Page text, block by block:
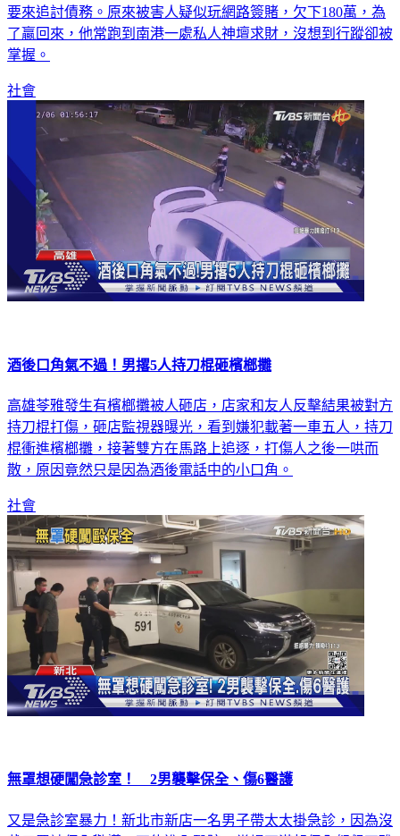
要來追討債務。原來被害人疑似玩網路簽賭，欠下180萬，為
了贏回來，他常跑到南港一處私人神壇求財，沒想到行蹤卻被
掌握。
社會
酒後口角氣不過！男撂5人持刀棍砸檳榔攤
高雄苓雅發生有檳榔攤被人砸店，店家和友人反擊結果被對方
持刀棍打傷，砸店監視器曝光，看到嫌犯載著一車五人，持刀
棍衝進檳榔攤，接著雙方在馬路上追逐，打傷人之後一哄而
散，原因竟然只是因為酒後電話中的小口角。
社會
無罩想硬闖急診室！ 2男襲擊保全、傷6醫護
又是急診室暴力！新北市新店一名男子帶太太掛急診，因為沒